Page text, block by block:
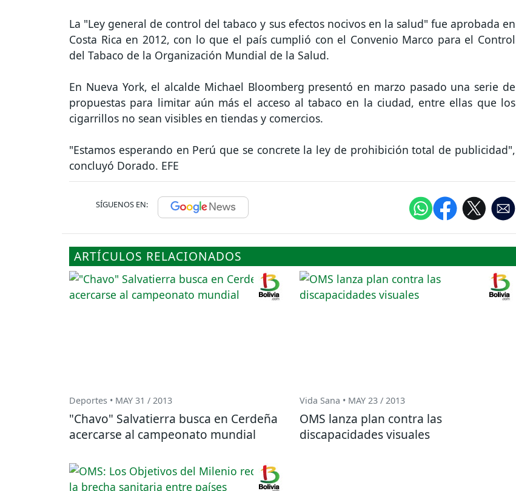
La "Ley general de control del tabaco y sus efectos nocivos en la salud" fue aprobada en
Costa Rica en 2012, con lo que el país cumplió con el Convenio Marco para el Control
del Tabaco de la Organización Mundial de la Salud.
En Nueva York, el alcalde Michael Bloomberg presentó en marzo pasado una serie de
propuestas para limitar aún más el acceso al tabaco en la ciudad, entre ellas que los
cigarrillos no sean visibles en tiendas y comercios.
"Estamos esperando en Perú que se concrete la ley de prohibición total de publicidad",
concluyó Dorado. EFE
SÍGUENOS EN:
ARTÍCULOS RELACIONADOS
Deportes • MAY 31 / 2013
"Chavo" Salvatierra busca en Cerdeña
acercarse al campeonato mundial
Vida Sana • MAY 23 / 2013
OMS lanza plan contra las
discapacidades visuales